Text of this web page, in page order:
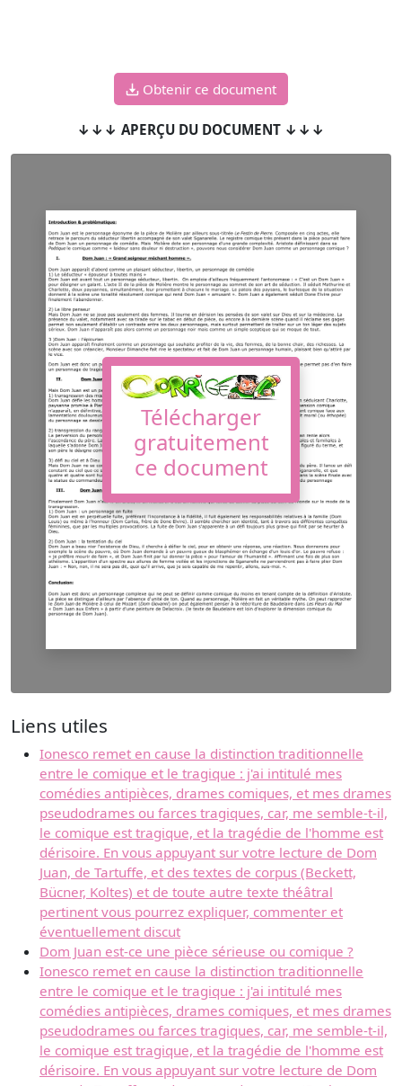
Obtenir ce document
↓↓↓ APERÇU DU DOCUMENT ↓↓↓
Télécharger
gratuitement
ce document
Liens utiles
Ionesco remet en cause la distinction traditionnelle
entre le comique et le tragique : j'ai intitulé mes
comédies antipièces, drames comiques, et mes drames
pseudodrames ou farces tragiques, car, me semble-t-il,
le comique est tragique, et la tragédie de l'homme est
dérisoire. En vous appuyant sur votre lecture de Dom
Juan, de Tartuffe, et des textes de corpus (Beckett,
Bücner, Koltes) et de toute autre texte théâtral
pertinent vous pourrez expliquer, commenter et
éventuellement discut
Dom Juan est-ce une pièce sérieuse ou comique ?
Ionesco remet en cause la distinction traditionnelle
entre le comique et le tragique : j'ai intitulé mes
comédies antipièces, drames comiques, et mes drames
pseudodrames ou farces tragiques, car, me semble-t-il,
le comique est tragique, et la tragédie de l'homme est
dérisoire. En vous appuyant sur votre lecture de Dom